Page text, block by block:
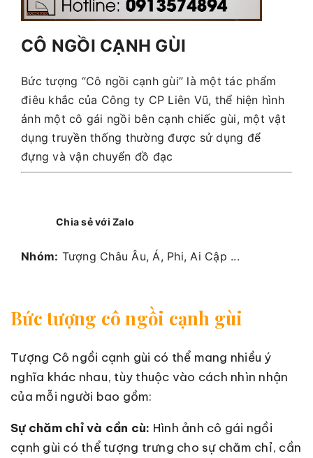
CÔ NGỒI CẠNH GÙI
Bức tượng “Cô ngồi cạnh gùi” là một tác phẩm
điêu khắc của Công ty CP Liên Vũ, thể hiện hình
ảnh một cô gái ngồi bên cạnh chiếc gùi, một vật
dụng truyền thống thường được sử dụng để
đựng và vận chuyển đồ đạc
Chia sẻ với Zalo
Nhóm: Tượng Châu Âu, Á, Phi, Ai Cập ...
Bức tượng cô ngồi cạnh gùi
Tượng Cô ngồi cạnh gùi có thể mang nhiều ý
nghĩa khác nhau, tùy thuộc vào cách nhìn nhận
của mỗi người bao gồm:
Sự chăm chỉ và cần cù: Hình ảnh cô gái ngồi
cạnh gùi có thể tượng trưng cho sự chăm chỉ, cần